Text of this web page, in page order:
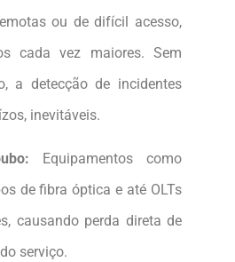
ou de difícil acesso,
cada vez maiores. Sem
a detecção de incidentes
inevitáveis.
Equipamentos como
de fibra óptica e até OLTs
causando perda direta de
serviço.